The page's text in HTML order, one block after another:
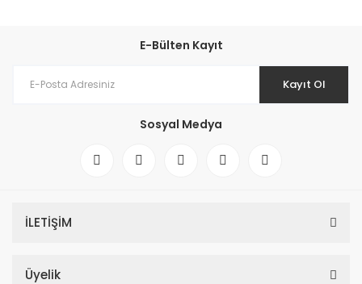
E-Bülten Kayıt
Kayıt Ol
Sosyal Medya
İLETİŞİM
Üyelik